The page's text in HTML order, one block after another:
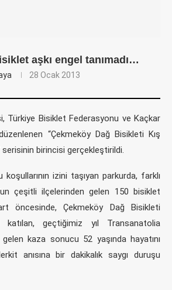
aşkı engel tanımadı…
28 Ocak 2013
Türkiye Bisiklet Federasyonu ve Kaçkar
“Çekmeköy Dağ Bisikleti Kış
serisinin birincisi gerçekleştirildi.
izini taşıyan parkurda, farklı
çeşitli ilçelerinden gelen 150 bisiklet
öncesinde, Çekmeköy Dağ Bisikleti
katılan, geçtiğimiz yıl Transanatolia
gelen kaza sonucu 52 yaşında hayatını
anısına bir dakikalık saygı duruşu